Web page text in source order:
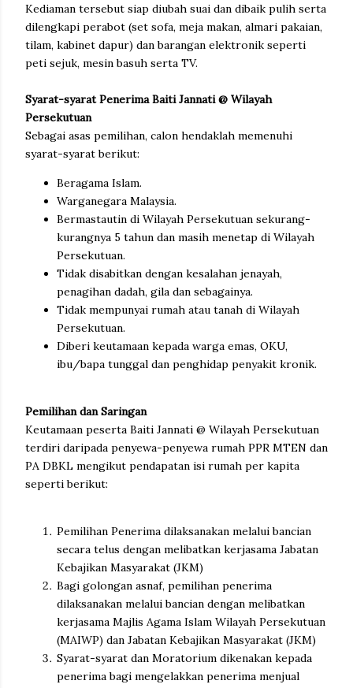
Kediaman tersebut siap diubah suai dan dibaik pulih serta
dilengkapi perabot (set sofa, meja makan, almari pakaian,
tilam, kabinet dapur) dan barangan elektronik seperti
peti sejuk, mesin basuh serta TV.
Syarat-syarat Penerima Baiti Jannati @ Wilayah
Persekutuan
Sebagai asas pemilihan, calon hendaklah memenuhi
syarat-syarat berikut:
Beragama Islam.
Warganegara Malaysia.
Bermastautin di Wilayah Persekutuan sekurang-
kurangnya 5 tahun dan masih menetap di Wilayah
Persekutuan.
Tidak disabitkan dengan kesalahan jenayah,
penagihan dadah, gila dan sebagainya.
Tidak mempunyai rumah atau tanah di Wilayah
Persekutuan.
Diberi keutamaan kepada warga emas, OKU,
ibu/bapa tunggal dan penghidap penyakit kronik.
Pemilihan dan Saringan
Keutamaan peserta Baiti Jannati @ Wilayah Persekutuan
terdiri daripada penyewa-penyewa rumah PPR MTEN dan
PA DBKL mengikut pendapatan isi rumah per kapita
seperti berikut:
Pemilihan Penerima dilaksanakan melalui bancian
secara telus dengan melibatkan kerjasama Jabatan
Kebajikan Masyarakat (JKM)
Bagi golongan asnaf, pemilihan penerima
dilaksanakan melalui bancian dengan melibatkan
kerjasama Majlis Agama Islam Wilayah Persekutuan
(MAIWP) dan Jabatan Kebajikan Masyarakat (JKM)
Syarat-syarat dan Moratorium dikenakan kepada
penerima bagi mengelakkan penerima menjual